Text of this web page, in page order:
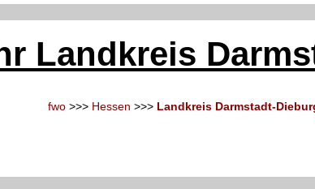
Landkreis
fwo>>> Hessen >>> Landkreis Darmstadt-